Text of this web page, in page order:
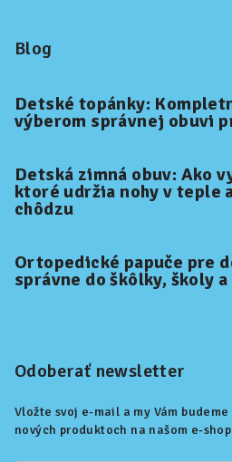
Blog
Detské topánky:
výberom správnej obuvi
Detská zimná obuv: Ako
ktoré udržia nohy v teple
chôdzu
Ortopedické papuče pre
správne do škôlky, školy a
Odoberať newsletter
Vložte svoj e-mail a my Vám
nových produktoch na našom e-